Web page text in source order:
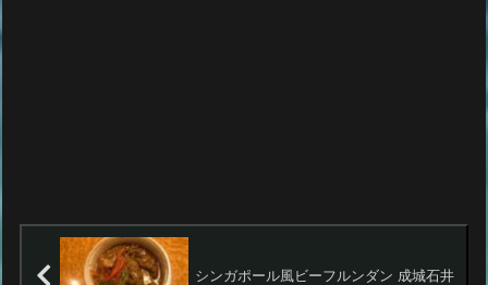
シンガポール風ビーフルンダン 成城石井